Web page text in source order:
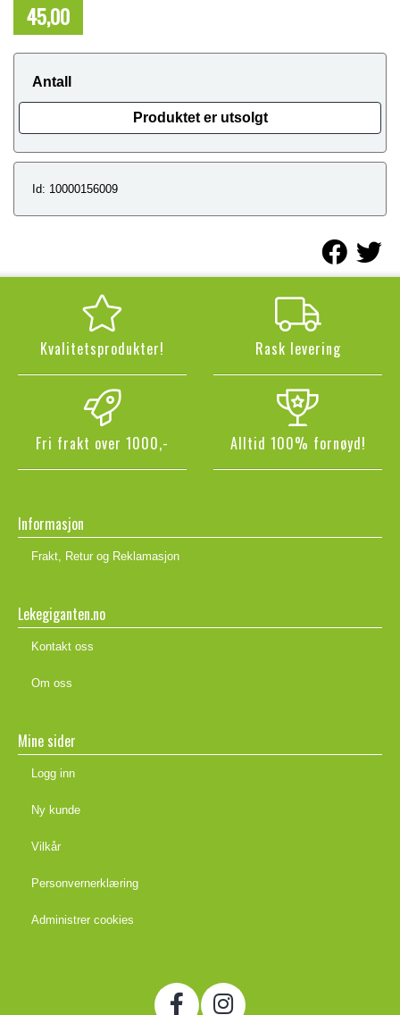
45,00
Antall
Produktet er utsolgt
Id: 10000156009
Kvalitetsprodukter! Rask levering
Fri frakt over 1000,- Alltid 100% fornøyd!
Informasjon
Frakt, Retur og Reklamasjon
Lekegiganten.no
Kontakt oss
Om oss
Mine sider
Logg inn
Ny kunde
Vilkår
Personvernerklæring
Administrer cookies